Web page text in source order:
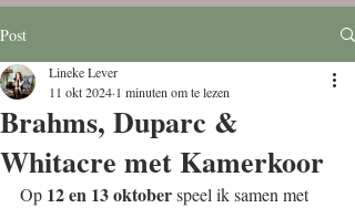
Post
Brahms, Duparc &
Whitacre met Kamerkoor
Lineke Lever
11 okt 2024 1 minuten om te lezen
Op 12 en 13 oktober speel ik samen met